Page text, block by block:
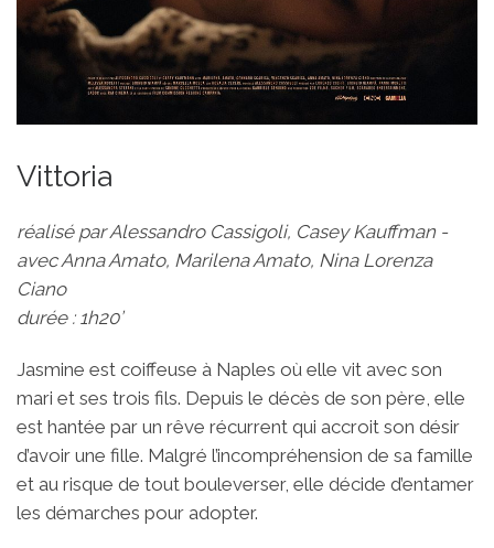
Vittoria
réalisé par Alessandro Cassigoli, Casey Kauffman -
avec Anna Amato, Marilena Amato, Nina Lorenza
Ciano
durée : 1h20’
Jasmine est coiffeuse à Naples où elle vit avec son
mari et ses trois fils. Depuis le décès de son père, elle
est hantée par un rêve récurrent qui accroit son désir
d’avoir une fille. Malgré l’incompréhension de sa famille
et au risque de tout bouleverser, elle décide d’entamer
les démarches pour adopter.